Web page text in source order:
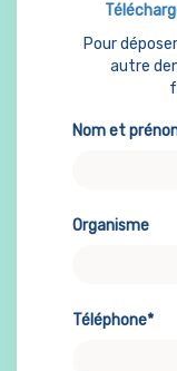
Pour
autre
Nom et
Organisme
Téléphone*